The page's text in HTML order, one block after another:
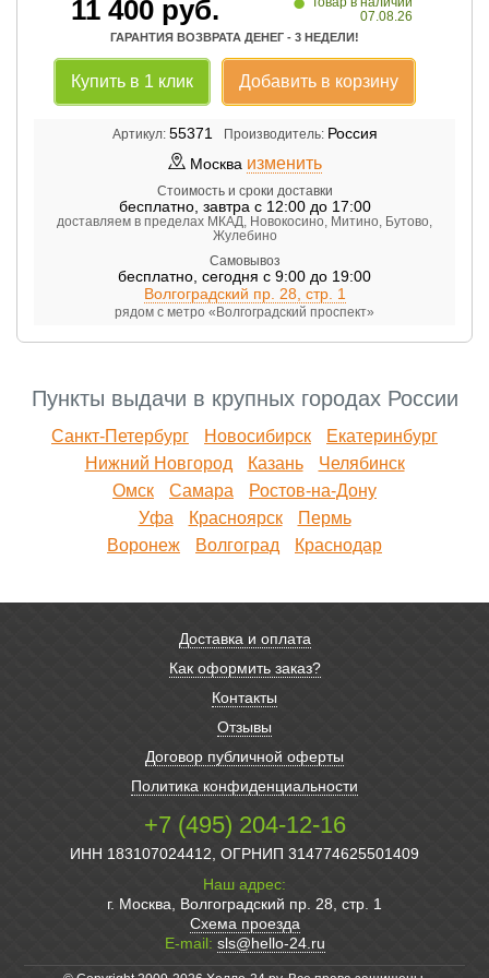
11 400 руб.
07.08.26
ГАРАНТИЯ ВОЗВРАТА ДЕНЕГ - 3 НЕДЕЛИ!
Купить в 1 клик Добавить в корзину
Артикул: 55371 Производитель: Россия
Москва изменить
Стоимость и сроки доставки
бесплатно, завтра с 12:00 до 17:00
доставляем в пределах МКАД, Новокосино, Митино, Бутово,
Жулебино
Самовывоз
бесплатно, сегодня с 9:00 до 19:00
Волгоградский пр. 28, стр. 1
рядом с метро «Волгоградский проспект»
Пункты выдачи в крупных городах России
Санкт-Петербург Новосибирск
Екатеринбург
Нижний Новгород
Казань
Челябинск
Омск
Самара
Ростов-на-Дону
Уфа
Красноярск
Пермь
Воронеж
Волгоград Краснодар
Доставка и оплата
Как оформить заказ?
Контакты
Отзывы
Договор публичной оферты
Политика конфиденциальности
+7 (495) 204-12-16
ИНН 183107024412, ОГРНИП 314774625501409
Наш адрес:
г. Москва, Волгоградский пр. 28, стр. 1
Схема проезда
E-mail: sls@hello-24.ru